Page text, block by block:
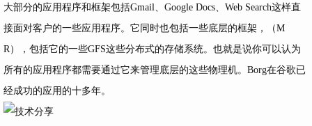
大部分的应用程序和框架包括Gmail、Google Docs、Web Search这样直
接面对客户的一些应用程序。它同时也包括一些底层的框架，（M
R），包括它的一些GFS这些分布式的存储系统。也就是说你可以认为
所有的应用程序都需要通过它来管理底层的这些物理机。Borg在谷歌已
经成功的应用的十多年。